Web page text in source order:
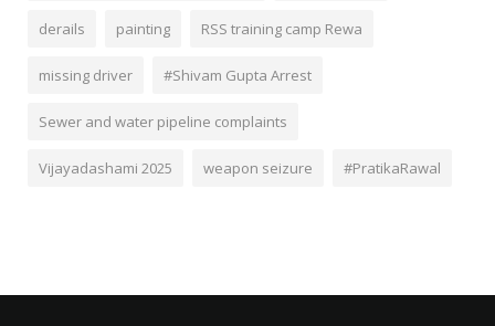
derails painting RSS training camp Rewa
missing driver #Shivam Gupta Arrest
Sewer and water pipeline complaints
Vijayadashami 2025 weapon seizure #PratikaRawal